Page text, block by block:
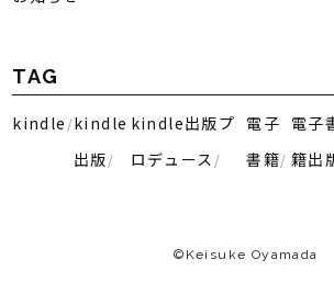
TAG
kindle kindle
出版
kindle出版プ
ロデュース
電子
書籍
電子
籍出
©︎Keisuke Oyamada